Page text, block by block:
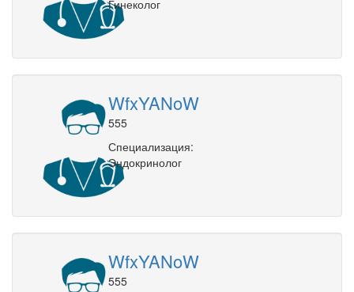
Гинеколог
WfxYANoW
555
Специализация:
Эндокринолог
WfxYANoW
555